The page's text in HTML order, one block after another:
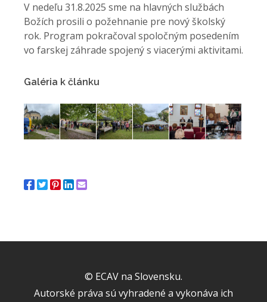
V nedeľu 31.8.2025 sme na hlavných službách
Božích prosili o požehnanie pre nový školský
rok. Program pokračoval spoločným posedením
vo farskej záhrade spojený s viacerými aktivitami.
Galéria k článku
© ECAV na Slovensku.
Autorské práva sú vyhradené a vykonáva ich